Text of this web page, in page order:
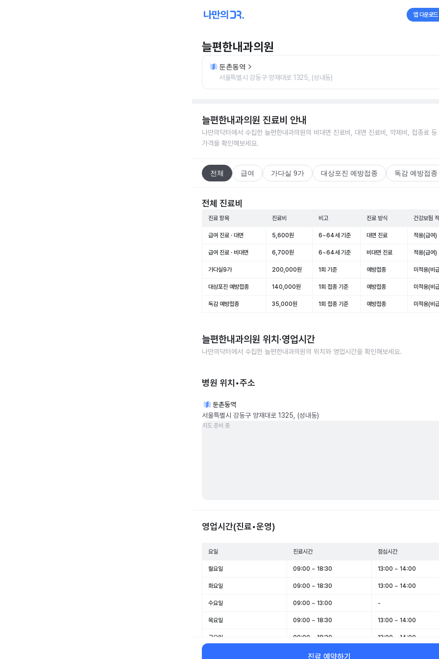
앱 다운로드
늘편한내과의원
둔촌동역
서울특별시 강동구 양재대로 1325, (성내동)
늘편한내과의원 진료비 안내
나만의닥터에서 수집한 늘편한내과의원의 비대면 진료비, 대면 진료비, 약제비, 접종료 등
가격을 확인해보세요.
전체 급여 가다실 9가 대상포진 예방접종 독감 예방접종
전체 진료비
진료 항목 진료비 비고 진료 방식 건강보험
급여 진료 · 대면 5,600원 6~64세 기준 대면 진료 적용(급여)
급여 진료 · 비대면 6,700원 6~64세 기준 비대면 진료 적용(급여)
가다실9가 200,000원 1회 기준 예방접종 미적용(비
대상포진 예방접종 140,000원 1회 접종 기준 예방접종 미적용(비
독감 예방접종 35,000원 1회 접종 기준 예방접종 미적용(비
늘편한내과의원 위치·영업시간
나만의닥터에서 수집한 늘편한내과의원의 위치와 영업시간을 확인해보세요.
병원 위치•주소
둔촌동역
서울특별시 강동구 양재대로 1325, (성내동)
지도 준비 중
영업시간(진료•운영)
요일 진료시간 점심시간
월요일 09:00 ~ 18:30 13:00 ~ 14:00
화요일 09:00 ~ 18:30 13:00 ~ 14:00
수요일 09:00 ~ 13:00 -
목요일 09:00 ~ 18:30 13:00 ~ 14:00
금요일 09:00 ~ 18:30 13:00 ~ 14:00
09:00 ~ 13:00
진료 예약하기